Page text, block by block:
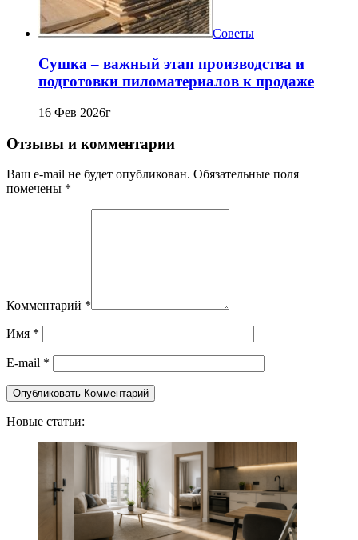
Советы
Сушка – важный этап производства и
подготовки пиломатериалов к продаже
16 Фев 2026г
Отзывы и комментарии
Ваш e-mail не будет опубликован. Обязательные поля
помечены *
Комментарий *
Имя *
E-mail *
Новые статьи: